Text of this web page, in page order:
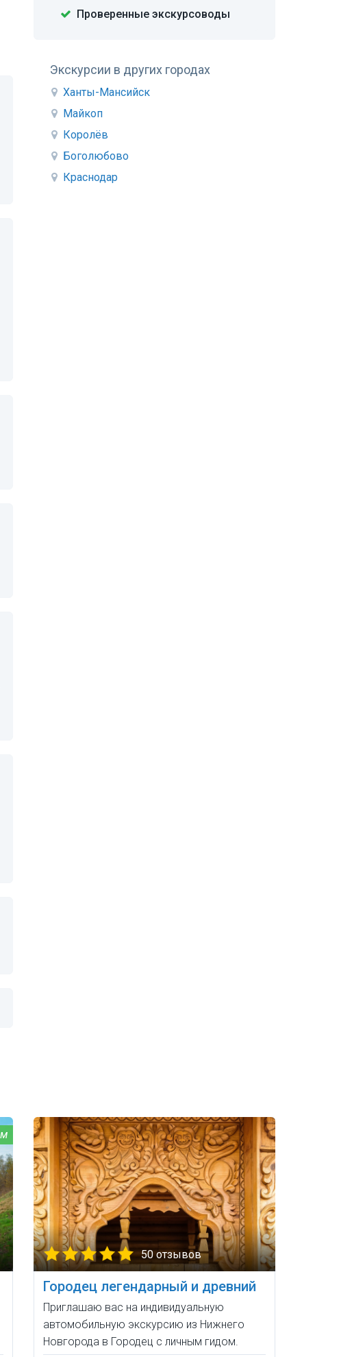
Проверенные экскурсоводы
Экскурсии в других городах
Ханты-Мансийск
Майкоп
Королёв
Боголюбово
Краснодар
50 отзывов
Городец легендарный и древний
Приглашаю вас на индивидуальную
автомобильную экскурсию из Нижнего
Новгорода в Городец с личным гидом.